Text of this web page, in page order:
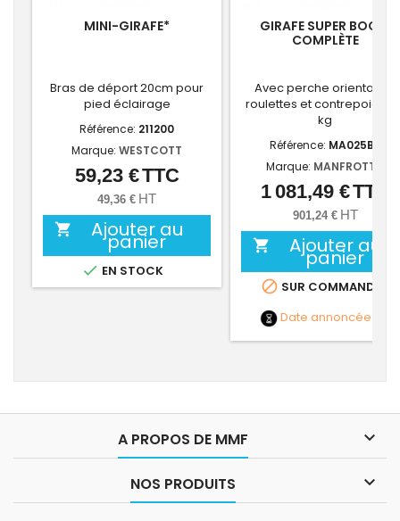
MINI-GIRAFE*
Bras de déport 20cm pour
pied éclairage
Référence: 211200
Marque: WESTCOTT
Prix
59,23 €TTC
49,36 € HT
 Ajouter au
panier
 EN STOCK
GIRAFE SUPER BOOM
COMPLÈTE
Avec perche orientable,
roulettes et contrepoids
kg
Référence: MA025BS
Marque: MANFROTTO
Prix
1 081,49 €TTC
901,24 € HT
 Ajouter au
panier
 SUR COMMANDE
Date annoncée
A PROPOS DE MMF 
NOS PRODUITS 